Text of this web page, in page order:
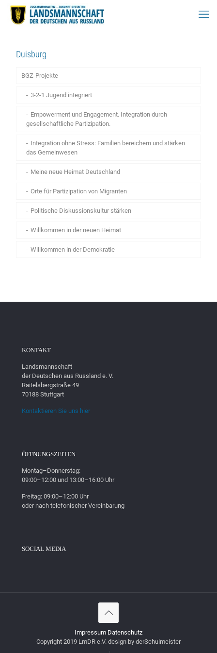
Duisburg
BGZ-Projekte
3-2-1 Jugend integriert
Empowerment und Engagement. Integration durch
gesellschaftliche Partizipation.
Integration ohne Stress: Familien bereichern und stärken
das Gemeinwesen
Meine neue Heimat Deutschland
Orte für Partizipation von Migranten
Politische Diskussionskultur stärken
Willkommen in der neuen Heimat
Willkommen in der Demokratie
KONTAKT
Landsmannschaft
der Deutschen aus Russland e. V.
Raitelsbergstraße 49
70188 Stuttgart
Kontaktieren Sie uns hier
ÖFFNUNGSZEITEN
Montag–Donnerstag:
09:00–12:00 und 13:00–16:00 Uhr
Freitag: 09:00–12:00 Uhr
oder nach telefonischer Vereinbarung
SOCIAL MEDIA
Impressum Datenschutz
Copyright 2019 LmDR e.V. design by derSchulmeister